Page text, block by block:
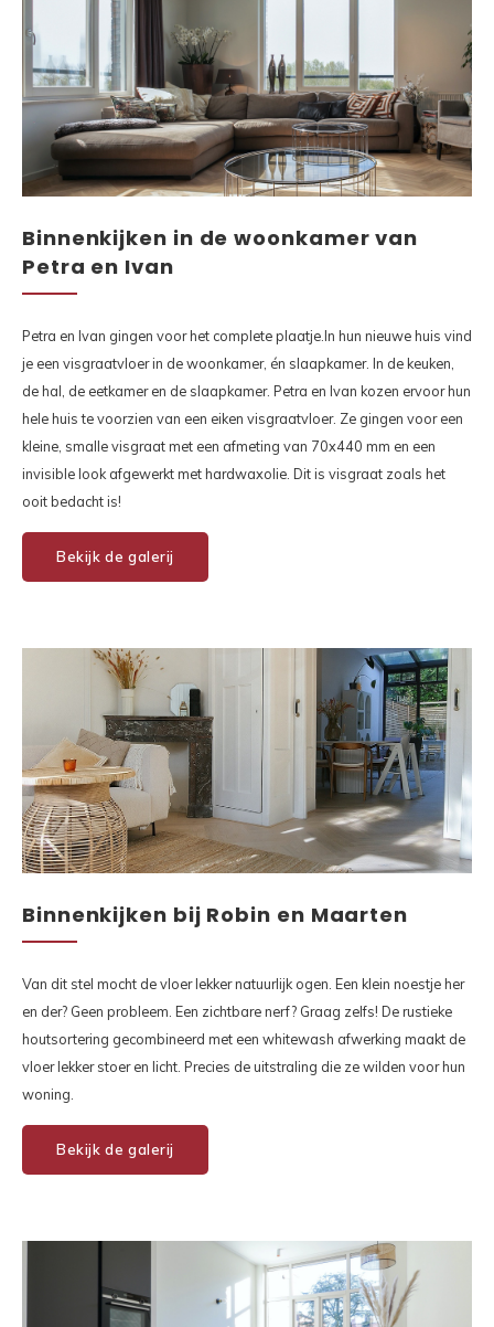
Binnenkijken in de woonkamer van
Petra en Ivan
Petra en Ivan gingen voor het complete plaatje.In hun nieuwe huis vind
je een visgraatvloer in de woonkamer, én slaapkamer. In de keuken,
de hal, de eetkamer en de slaapkamer. Petra en Ivan kozen ervoor hun
hele huis te voorzien van een eiken visgraatvloer. Ze gingen voor een
kleine, smalle visgraat met een afmeting van 70x440 mm en een
invisible look afgewerkt met hardwaxolie. Dit is visgraat zoals het
ooit bedacht is!
Bekijk de galerij
Binnenkijken bij Robin en Maarten
Van dit stel mocht de vloer lekker natuurlijk ogen. Een klein noestje her
en der? Geen probleem. Een zichtbare nerf? Graag zelfs! De rustieke
houtsortering gecombineerd met een whitewash afwerking maakt de
vloer lekker stoer en licht. Precies de uitstraling die ze wilden voor hun
woning.
Bekijk de galerij